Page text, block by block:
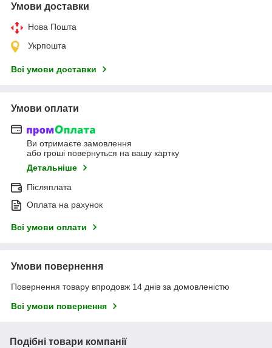
Умови доставки
Нова Пошта
Укрпошта
Всі умови доставки
Умови оплати
Ви отримаєте замовлення
або гроші повернуться на вашу картку
Детальніше
Післяплата
Оплата на рахунок
Всі умови оплати
Умови повернення
Повернення товару впродовж 14 днів за домовленістю
Всі умови повернення
Подібні товари компанії